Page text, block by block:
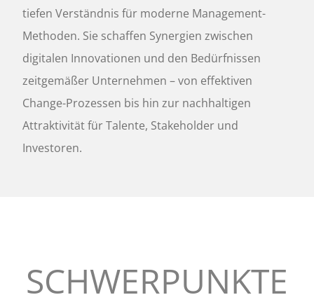
tiefen Verständnis für moderne Management-
Methoden. Sie schaffen Synergien zwischen
digitalen Innovationen und den Bedürfnissen
zeitgemäßer Unternehmen – von effektiven
Change-Prozessen bis hin zur nachhaltigen
Attraktivität für Talente, Stakeholder und
Investoren.
SCHWERPUNKTE